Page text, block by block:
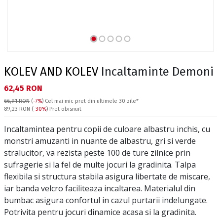
KOLEV AND KOLEV Incaltaminte Demoni
Текуща цена:
62,45 RON
66,91 RON (-7%) Cel mai mic pret din ultimele 30 zile*
Pret obisnuit:
89,23 RON (-30%) Pret obisnuit
Incaltamintea pentru copii de culoare albastru inchis, cu
monstri amuzanti in nuante de albastru, gri si verde
stralucitor, va rezista peste 100 de ture zilnice prin
sufragerie si la fel de multe jocuri la gradinita. Talpa
flexibila si structura stabila asigura libertate de miscare,
iar banda velcro faciliteaza incaltarea. Materialul din
bumbac asigura confortul in cazul purtarii indelungate.
Potrivita pentru jocuri dinamice acasa si la gradinita.